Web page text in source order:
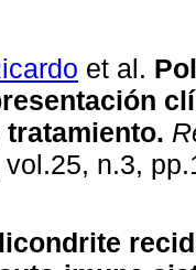
et al.
.
n.3,